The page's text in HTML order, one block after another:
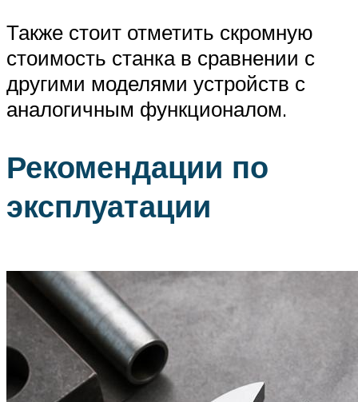
Также стоит отметить скромную
стоимость станка в сравнении с
другими моделями устройств с
аналогичным функционалом.
Рекомендации по
эксплуатации